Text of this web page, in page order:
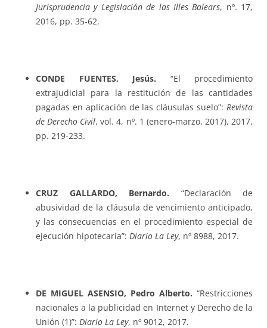
Jurisprudencia y Legislación de las Illes Balears, nº. 17,
2016, pp. 35-62.
CONDE FUENTES, Jesús. “El procedimiento
extrajudicial para la restitución de las cantidades
pagadas en aplicación de las cláusulas suelo”: Revista
de Derecho Civil, vol. 4, nº. 1 (enero-marzo, 2017), 2017,
pp. 219-233.
CRUZ GALLARDO, Bernardo. “Declaración de
abusividad de la cláusula de vencimiento anticipado,
y las consecuencias en el procedimiento especial de
ejecución hipotecaria”: Diario La Ley, nº 8988, 2017.
DE MIGUEL ASENSIO, Pedro Alberto. “Restricciones
nacionales a la publicidad en Internet y Derecho de la
Unión (1)”: Diario La Ley, nº 9012, 2017.